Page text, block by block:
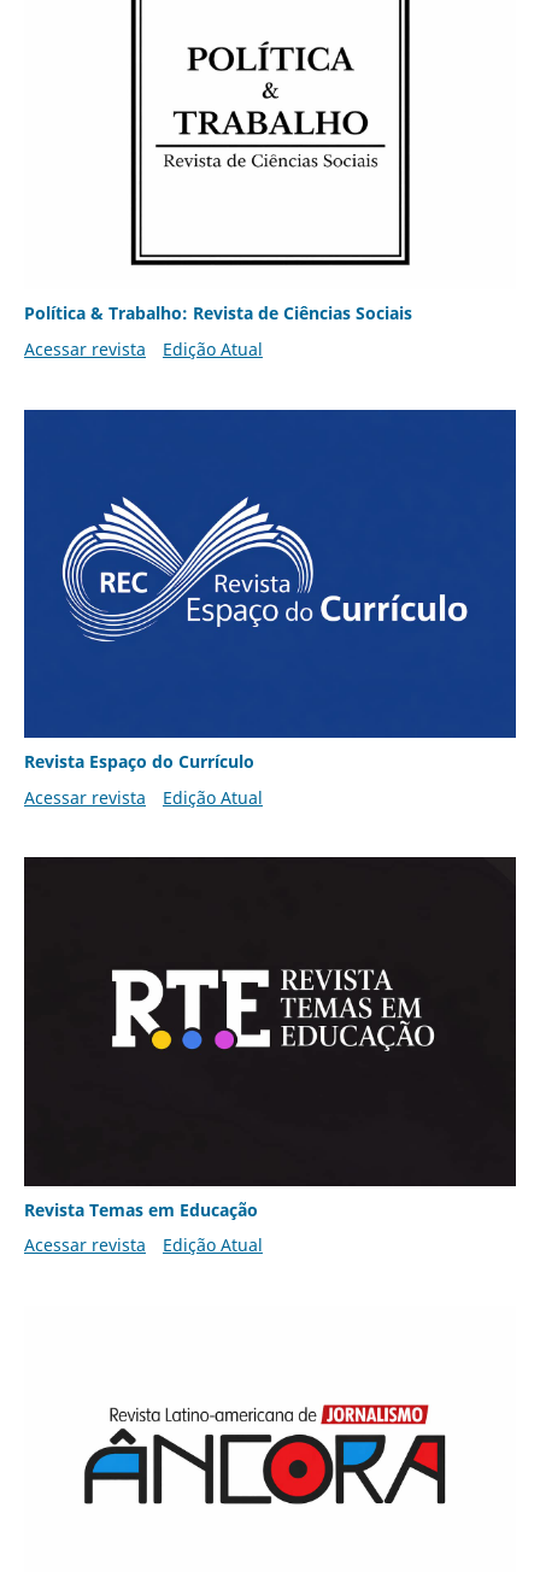
Política & Trabalho: Revista de Ciências Sociais
Acessar revista
Edição Atual
Revista Espaço do Currículo
Acessar revista
Edição Atual
Revista Temas em Educação
Acessar revista
Edição Atual